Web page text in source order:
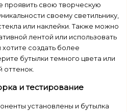
проявить свою творческую
своему светильнику,
или наклейки. Также можно
лентой или использовать
хотите создать более
бутылки темного цвета или
оттенок.
и тестирование
установлены и бутылка